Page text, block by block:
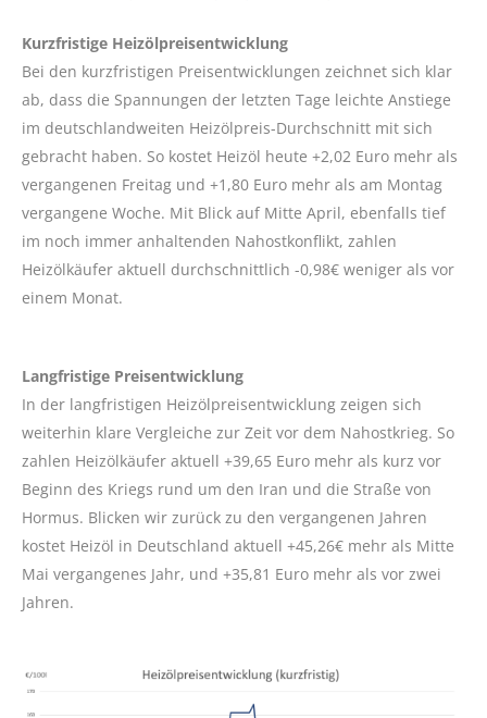
Kurzfristige Heizölpreisentwicklung
Bei den kurzfristigen Preisentwicklungen zeichnet sich klar
ab, dass die Spannungen der letzten Tage leichte Anstiege
im deutschlandweiten Heizölpreis-Durchschnitt mit sich
gebracht haben. So kostet Heizöl heute +2,02 Euro mehr als
vergangenen Freitag und +1,80 Euro mehr als am Montag
vergangene Woche. Mit Blick auf Mitte April, ebenfalls tief
im noch immer anhaltenden Nahostkonflikt, zahlen
Heizölkäufer aktuell durchschnittlich -0,98€ weniger als vor
einem Monat.
Langfristige Preisentwicklung
In der langfristigen Heizölpreisentwicklung zeigen sich
weiterhin klare Vergleiche zur Zeit vor dem Nahostkrieg. So
zahlen Heizölkäufer aktuell +39,65 Euro mehr als kurz vor
Beginn des Kriegs rund um den Iran und die Straße von
Hormus. Blicken wir zurück zu den vergangenen Jahren
kostet Heizöl in Deutschland aktuell +45,26€ mehr als Mitte
Mai vergangenes Jahr, und +35,81 Euro mehr als vor zwei
Jahren.